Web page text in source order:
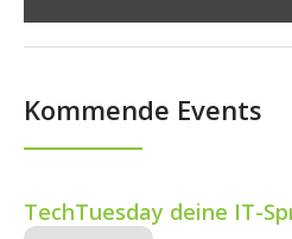
Kommende Events
TechTuesday deine IT-